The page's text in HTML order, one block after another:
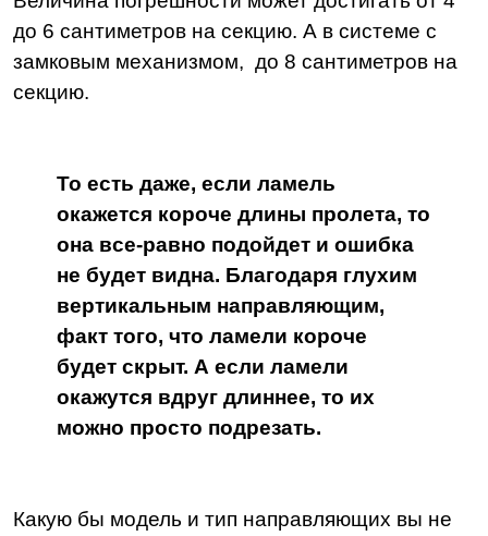
до 6 сантиметров на секцию. А в системе с
замковым механизмом, до 8 сантиметров на
секцию.
То есть даже, если ламель
окажется короче длины пролета, то
она все-равно подойдет и ошибка
не будет видна. Благодаря глухим
вертикальным направляющим,
факт того, что ламели короче
будет скрыт. А если ламели
окажутся вдруг длиннее, то их
можно просто подрезать.
Какую бы модель и тип направляющих вы не